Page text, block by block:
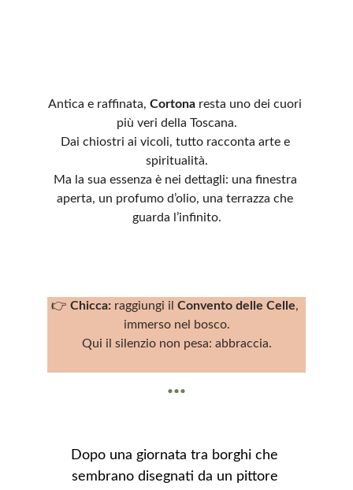
Antica e raffinata, Cortona resta uno dei cuori
più veri della Toscana.
Dai chiostri ai vicoli, tutto racconta arte e
spiritualità.
Ma la sua essenza è nei dettagli: una finestra
aperta, un profumo d’olio, una terrazza che
guarda l’infinito.
👉 Chicca: raggiungi il Convento delle Celle,
immerso nel bosco.
Qui il silenzio non pesa: abbraccia.
...
Dopo una giornata tra borghi che
sembrano disegnati da un pittore